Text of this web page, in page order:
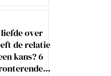
liefde over
de relatie
kans? 6